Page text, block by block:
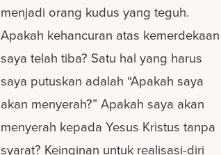
menjadi orang kudus yang teguh.
Apakah kehancuran atas kemerdekaan
saya telah tiba? Satu hal yang harus
saya putuskan adalah “Apakah saya
akan menyerah?” Apakah saya akan
menyerah kepada Yesus Kristus tanpa
syarat? Keinginan untuk realisasi-diri